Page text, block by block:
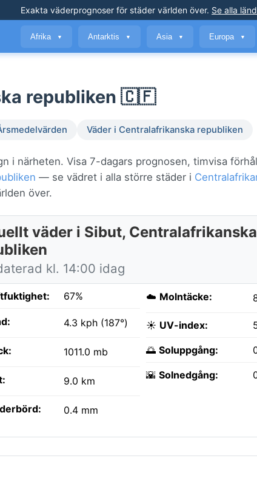
Exakta väderprognoser för städer världen över. Se alla
Afrika ▼ Antarktis ▼ Asia ▼ Europa ▼
republiken 🇨🇫
Väder i Centralafrikanska republiken
i närheten. Visa 7-dagars prognosen, timvisa
— se vädret i alla större städer i
över.
väder i Sibut, Centralafrikanska
kl. 14:00 idag
67%
4.3 kph (187°)
1011.0 mb
9.0 km
0.4 mm
☁️ Molntäcke:
☀️ UV-index:
🌅 Soluppgång:
🌇 Solnedgång: